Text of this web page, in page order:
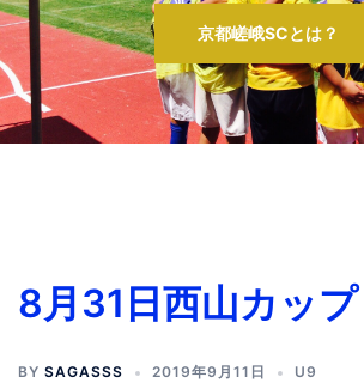
京都嵯峨SCとは？
8月31日西山カップ
BY SAGASSS 2019年9月11日 U9